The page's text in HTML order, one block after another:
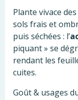
Plante vivace
sols frais et
puis séchées : l’
piquant » se
rendant les
cuites.
Goût & usages